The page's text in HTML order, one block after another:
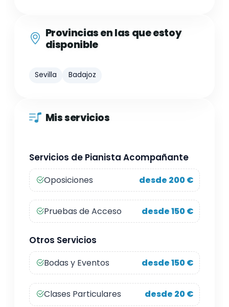
Provincias en las que estoy
disponible
Sevilla Badajoz
Mis servicios
Servicios de Pianista Acompañante
Oposiciones desde 200 €
Pruebas de Acceso desde 150 €
Otros Servicios
Bodas y Eventos desde 150 €
Clases Particulares desde 20 €